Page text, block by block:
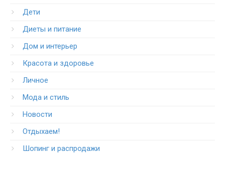
Дети
Диеты и питание
Дом и интерьер
Красота и здоровье
Личное
Мода и стиль
Новости
Отдыхаем!
Шопинг и распродажи